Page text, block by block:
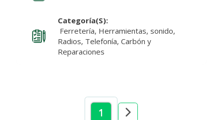
Categoría(s):
Ferretería, Herramientas, sonido,
Radios, Telefonía, Carbón y
Reparaciones
1